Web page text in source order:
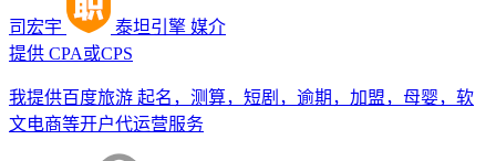
司宏宇 泰坦引擎 媒介
提供 CPA或CPS
我提供百度旅游 起名，测算，短剧，逾期，加盟，母婴，软
文电商等开户代运营服务